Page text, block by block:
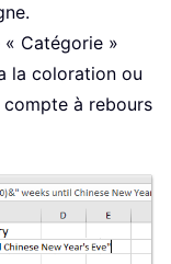
Catégorie »
la coloration ou
compte à rebours